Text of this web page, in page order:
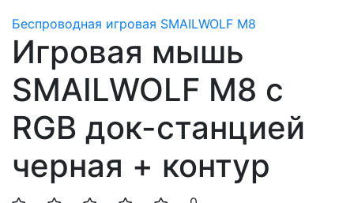
Беспроводная игровая SMAILWOLF M8
Игровая мышь
SMAILWOLF M8 с
RGB док-станцией
черная + контур